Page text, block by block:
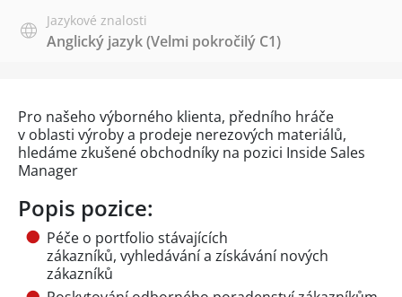
Jazykové znalosti
Anglický jazyk(Velmi pokročilý C1)
Pro našeho výborného klienta, předního hráče
v oblasti výroby a prodeje nerezových materiálů,
hledáme zkušené obchodníky na pozici Inside Sales
Manager
Popis pozice:
Péče o portfolio stávajících
zákazníků, vyhledávání a získávání nových
zákazníků